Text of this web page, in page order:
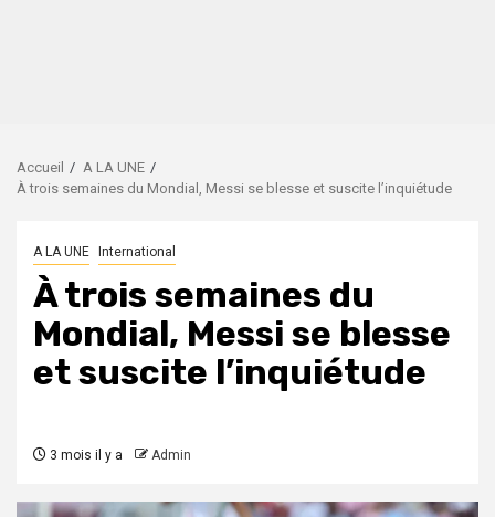
Accueil
A LA UNE
À trois semaines du Mondial, Messi se blesse et suscite l’inquiétude
A LA UNE International
À trois semaines du
Mondial, Messi se blesse
et suscite l’inquiétude
3 mois il y a Admin